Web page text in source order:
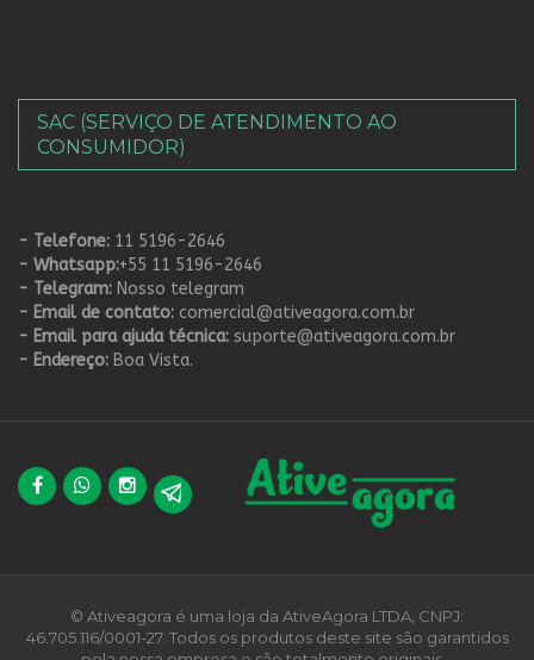
SAC (SERVIÇO DE ATENDIMENTO AO
CONSUMIDOR)
- Telefone: 11 5196-2646
- Whatsapp:+55 11 5196-2646
- Telegram: Nosso telegram
- Email de contato: comercial@ativeagora.com.br
- Email para ajuda técnica: suporte@ativeagora.com.br
- Endereço: Boa Vista.
© Ativeagora é uma loja da AtiveAgora LTDA, CNPJ:
46.705.116/0001-27. Todos os produtos deste site são garantidos